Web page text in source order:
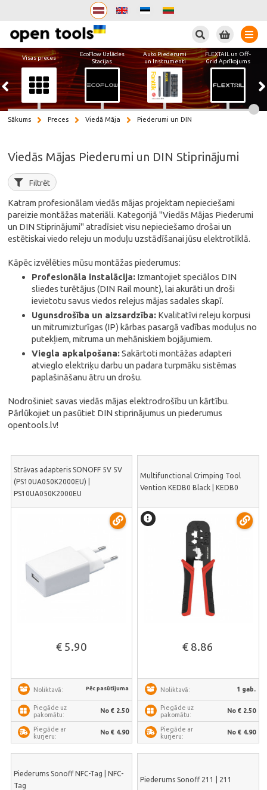
Visas preces
EcoFlow Uzlādes
Stacijas
Auto Piederumi
un Instrumenti
FLEXTAIL un Off-
Grid Aprīkojums
Sākums Preces Viedā Māja Piederumi un DIN
Viedās Mājas Piederumi un DIN Stiprinājumi
Filtrēt
Katram profesionālam viedās mājas projektam nepieciešami
pareizie montāžas materiāli. Kategorijā "Viedās Mājas Piederumi
un DIN Stiprinājumi" atradīsiet visu nepieciešamo drošai un
estētiskai viedo releju un moduļu uzstādīšanai jūsu elektrotīklā.
Kāpēc izvēlēties mūsu montāžas piederumus:
Profesionāla instalācija: Izmantojiet speciālos DIN
sliedes turētājus (DIN Rail mount), lai akurāti un droši
ievietotu savus viedos relejus mājas sadales skapī.
Ugunsdrošība un aizsardzība: Kvalitatīvi releju korpusi
un mitrumizturīgas (IP) kārbas pasargā vadības moduļus no
putekļiem, mitruma un mehāniskiem bojājumiem.
Viegla apkalpošana:Sakārtoti montāžas adapteri
atvieglo elektriķu darbu un padara turpmāku sistēmas
paplašināšanu ātru un drošu.
Nodrošiniet savas viedās mājas elektrodrošību un kārtību.
Pārlūkojiet un pasūtiet DIN stiprinājumus un piederumus
opentools.lv!
Strāvas adapteris SONOFF 5V 5V
(PS10UA050K2000EU) |
PS10UA050K2000EU
€ 5.90
Noliktavā: Pēc pasūtījuma
Piegāde uz
pakomātu:
No € 2.50
Piegāde ar
kurjeru:
No € 4.90
Multifunctional Crimping Tool
Vention KEDB0 Black | KEDB0
€ 8.86
Noliktavā: 1 gab.
Piegāde uz
pakomātu:
No € 2.50
Piegāde ar
kurjeru:
No € 4.90
Piederums Sonoff NFC-Tag | NFC-
Tag
Piederums Sonoff 211 | 211